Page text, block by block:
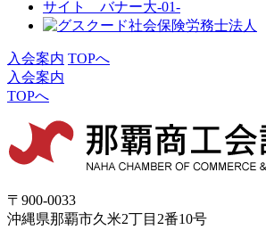
入会案内 TOPへ
入会案内
TOPへ
〒900-0033
沖縄県那覇市久米2丁目2番10号